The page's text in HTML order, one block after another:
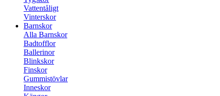
Vattentåligt
Vinterskor
Barnskor
Alla Barnskor
Badtofflor
Ballerinor
Blinkskor
Finskor
Gummistövlar
Inneskor